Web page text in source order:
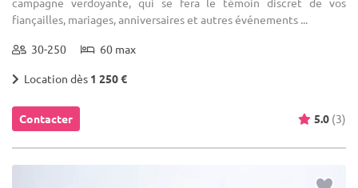
fiançailles, mariages, anniversaires et autres événements ...
30-250 60 max
Location dès 1 250 €
Contacter 5.0 (3)